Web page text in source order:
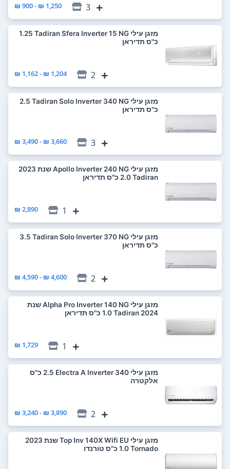
3
1,250 ₪ - 900 ₪
‏מזגן עילי Tadiran Sfera Inverter 15 NG ‏1.25
‏כ"ס תדיראן
2
1,204 ₪ - 1,162 ₪
‏מזגן עילי Tadiran Solo Inverter 340 NG ‏2.5
‏כ"ס תדיראן
3
3,660 ₪ - 3,490 ₪
‏מזגן עילי Apollo Inverter 240 NG שנת 2023
Tadiran ‏2.0 ‏כ"ס תדיראן
1
2,890 ₪
‏מזגן עילי Tadiran Solo Inverter 370 NG ‏3.5
‏כ"ס תדיראן
2
4,600 ₪ - 4,590 ₪
‏מזגן עילי Alpha Pro Inverter 140 NG שנת
2024 Tadiran ‏1.0 ‏כ"ס תדיראן
1
1,729 ₪
‏מזגן עילי Electra A Inverter 340 ‏2.5 ‏כ"ס
אלקטרה
2
3,890 ₪ - 3,240 ₪
‏מזגן עילי Top Inv 140X Wifi EU שנת 2023
Tornado ‏1.0 ‏כ"ס טורנדו